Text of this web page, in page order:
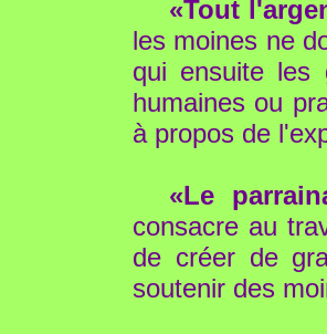
«Tout
les moines ne
qui ensuite les
humaines ou
à propos de
«Le
consacre au
de créer de
soutenir des